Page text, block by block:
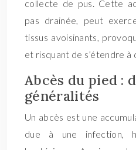
collecte de pus. Cette
pas drainée, peut
tissus avoisinants,
et risquant de s’étendre à
Abcès du pied :
généralités
Un abcès est une
due à une infection,